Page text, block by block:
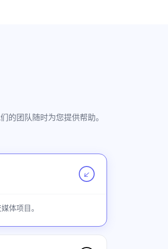
的团队随时为您提供帮助。
↗
体项目。